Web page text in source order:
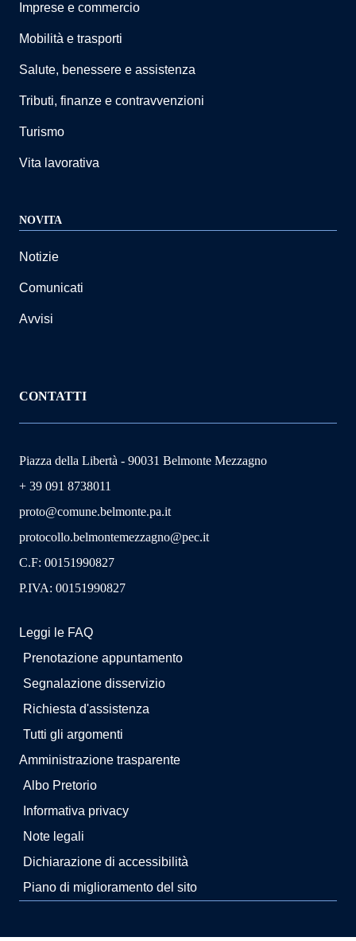
Imprese e commercio
Mobilità e trasporti
Salute, benessere e assistenza
Tributi, finanze e contravvenzioni
Turismo
Vita lavorativa
NOVITA
Notizie
Comunicati
Avvisi
CONTATTI
Piazza della Libertà - 90031 Belmonte Mezzagno
+ 39 091 8738011
proto@comune.belmonte.pa.it
protocollo.belmontemezzagno@pec.it
C.F: 00151990827
P.IVA: 00151990827
Leggi le FAQ
Prenotazione appuntamento
Segnalazione disservizio
Richiesta d'assistenza
Tutti gli argomenti
Amministrazione trasparente
Albo Pretorio
Informativa privacy
Note legali
Dichiarazione di accessibilità
Piano di miglioramento del sito